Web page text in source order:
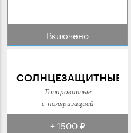
Включено
СОЛНЦЕЗАЩИТНЫЕ
Тонированные
с поляризацией
+ 1500 ₽